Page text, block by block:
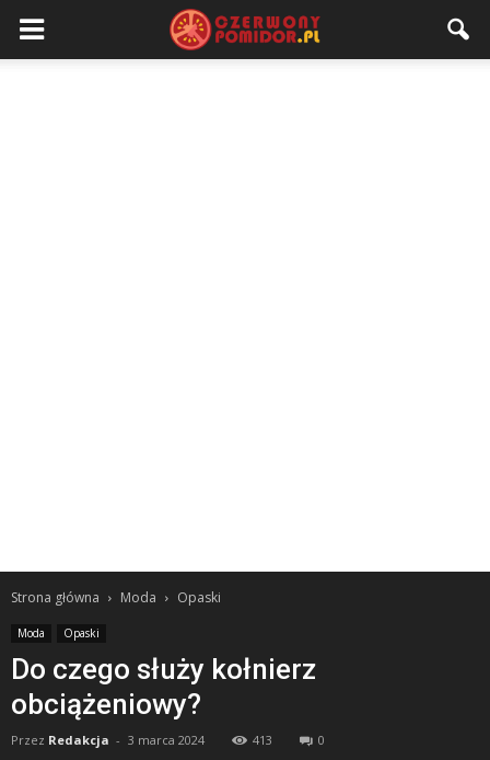
Strona główna Moda Opaski
Moda Opaski
Do czego służy kołnierz
obciążeniowy?
Przez Redakcja - 3 marca 2024 413 0